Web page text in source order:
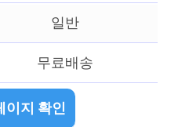
일반
무료배송
이지 확인